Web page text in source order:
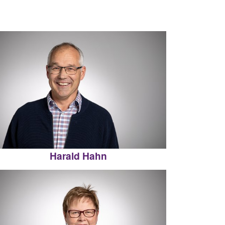
Harald Hahn